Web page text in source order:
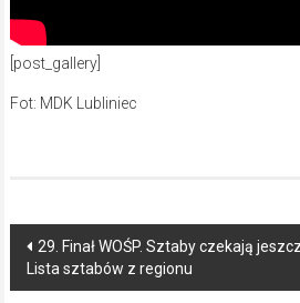
[post_gallery]
Fot: MDK Lubliniec
Post
navigation
29. Finał WOŚP. Sztaby czekają
Lista sztabów z regionu